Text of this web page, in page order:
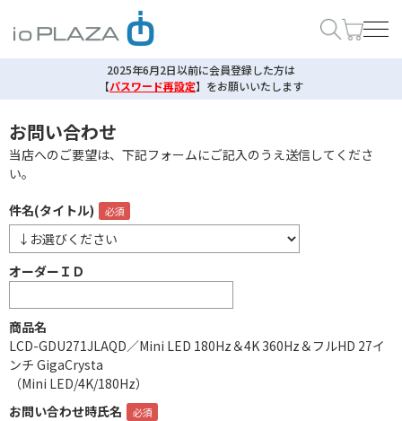
2025年6月2日以前に会員登録した方は
【パスワード再設定】 をお願いいたします
お問い合わせ
当店へのご要望は、下記フォームにご記入のうえ送信してくださ
い。
件名(タイトル)
オーダーＩＤ
商品名
LCD-GDU271JLAQD／Mini LED 180Hz＆4K 360Hz＆フルHD 27イ
ンチ GigaCrysta
（Mini LED/4K/180Hz）
お問い合わせ時氏名